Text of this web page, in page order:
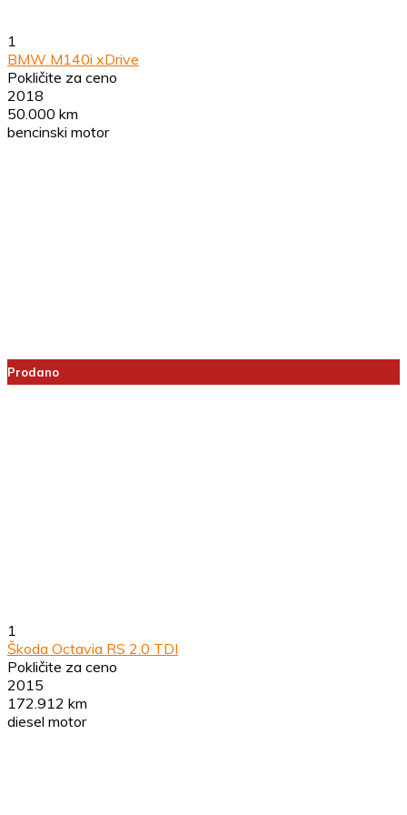
1
BMW M140i xDrive
Pokličite za ceno
2018
50.000 km
bencinski motor
Prodano
1
Škoda Octavia RS 2.0 TDI
Pokličite za ceno
2015
172.912 km
diesel motor